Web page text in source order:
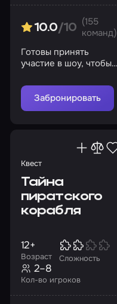
10.0/10
(155
команд)
Готовы принять
участие в шоу, чтобы
психиатрической
лечебницы
«Коллингвуд»?
Забронировать
Квест
Тайна
пиратского
корабля
Возраст
12+
Сложность
Кол-во игроков
2–8